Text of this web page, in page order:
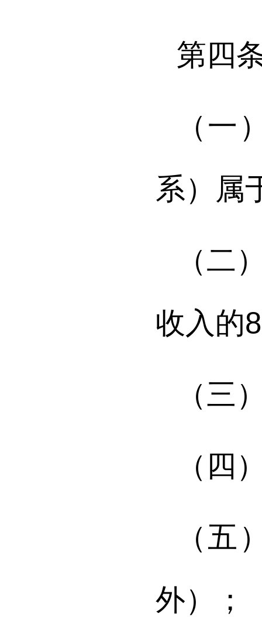
第
（一
系）属
（二
收入的
（三
（四
（五
外）；